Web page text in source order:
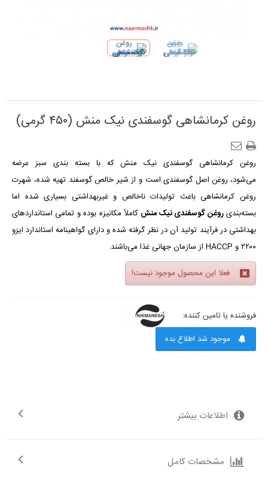
روغن کرمانشاهی گوسفندی نیک منش (۴۵۰ گرمی)
روغن کرمانشاهی گوسفندی نیک منش که با بسته‌ بندی سبز عرضه
می‌شود، روغن اصل گوسفندی است و از شیر خالص گوسفند تهیه شده، شهرت
روغن کرمانشاهی باعث تولیدات ناخالص و غیربهداشتی بسیاری شده اما
بسته‌بندیروغن گوسفندی نیک منش کاملاً مکانیزه بوده و تمامی استانداردهای
بهداشتی در فرآیند تولید آن‌ در نظر گرفته شده و دارای گواهینامه استاندارد ایزو
۲۲۰۰ و
HACCP از سازمان جهانی غذا می‌باشند.
فعلا این محصول موجود نیست!
فروشنده یا تامین کننده:
موجود شد اطلاع بده
اطلاعات بیشتر
مشخصات کامل